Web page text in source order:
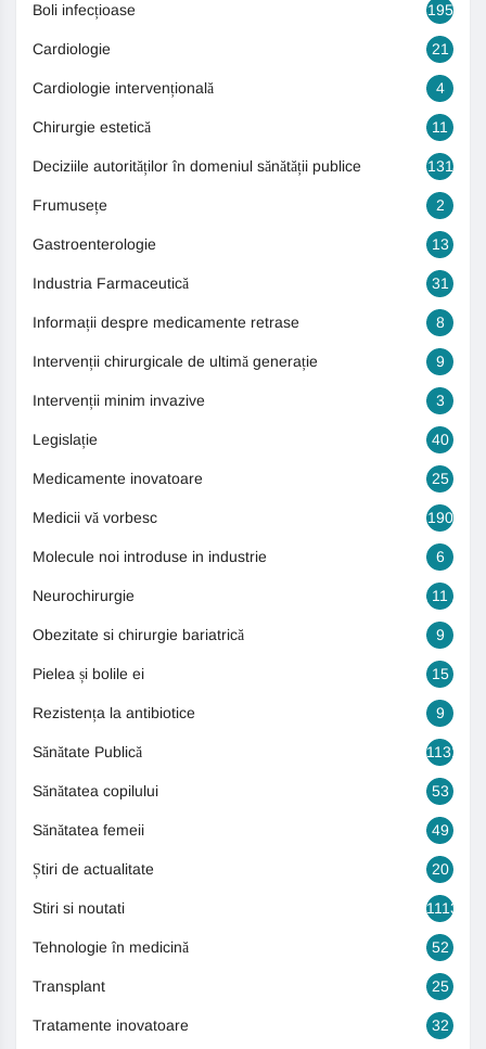
Boli infecțioase 195
Cardiologie 21
Cardiologie intervențională 4
Chirurgie estetică 11
Deciziile autorităților în domeniul sănătății publice 131
Frumusețe 2
Gastroenterologie 13
Industria Farmaceutică 31
Informații despre medicamente retrase 8
Intervenții chirurgicale de ultimă generație 9
Intervenții minim invazive 3
Legislație 40
Medicamente inovatoare 25
Medicii vă vorbesc 190
Molecule noi introduse in industrie 6
Neurochirurgie 11
Obezitate si chirurgie bariatrică 9
Pielea și bolile ei 15
Rezistența la antibiotice 9
Sănătate Publică 1131
Sănătatea copilului 53
Sănătatea femeii 49
Știri de actualitate 20
Stiri si noutati 1113
Tehnologie în medicină 52
Transplant 25
Tratamente inovatoare 32